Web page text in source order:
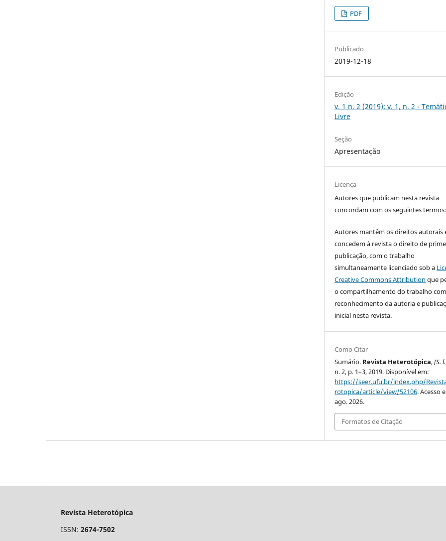
PDF
Publicado
2019-12-18
Edição
v. 1 n. 2 (2019): v. 1, n. 2 -
Livre
Seção
Apresentação
Licença
Autores que publicam nesta revista
concordam com os seguintes termos:
Autores mantêm os direitos autorais
concedem à revista o direito de
publicação, com o trabalho
simultaneamente licenciado sob a
Creative Commons Attribution que
o compartilhamento do trabalho com
reconhecimento da autoria e
inicial nesta revista.
Como Citar
Sumário. Revista Heterotópica,[S.
n. 2, p. 1–3, 2019. Disponível em:
https://seer.ufu.br/index.php/
rotopica/article/view/52106. Acesso
ago. 2026.
Formatos de Citação
Revista Heterotópica
ISSN: 2674-7502